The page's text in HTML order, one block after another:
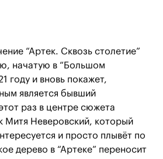
“Артек. Сквозь столетие”
начатую в “Большом
году и вновь покажет,
является бывший
раз в центре сюжета
Митя Неверовский, который
и просто плывёт по
дерево в “Артеке” переносит